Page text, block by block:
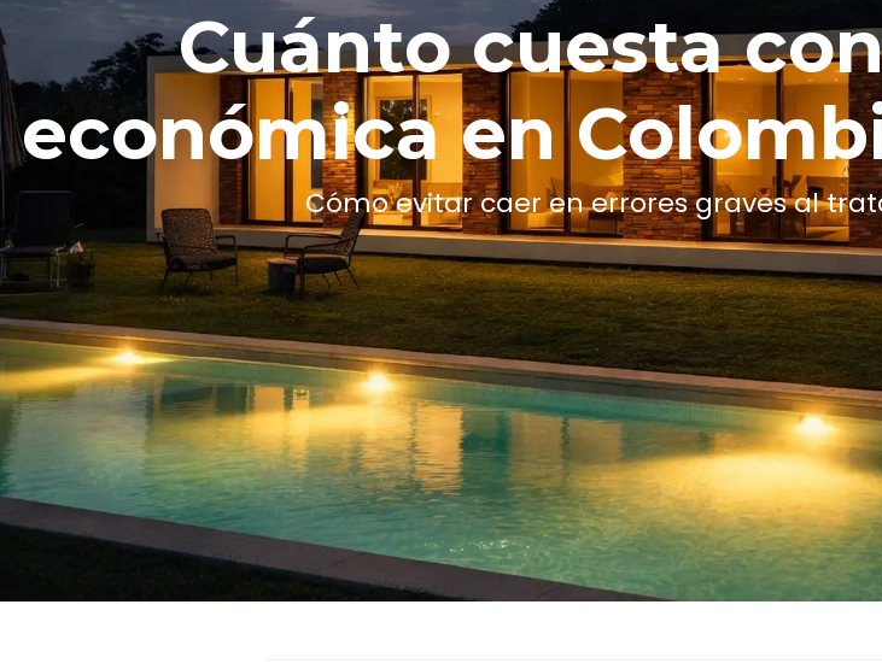
Cuánto cuesta
económica en
Cómo evitar caer en errores graves al